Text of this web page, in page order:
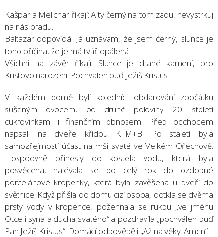
Kašpar a Melichar říkají: A ty černý na tom zadu, nevystrkuj
na nás bradu.
Baltazar odpovídá: Já uznávám, že jsem černý, slunce je
toho příčina, že je má tvář opálená.
Všichni na závěr říkají: Slunce je drahé kamení, pro
Kristovo narození. Pochválen buď Ježíš Kristus.
V každém domě byli koledníci obdarováni zpočátku
sušeným ovocem, od druhé poloviny 20. století
cukrovinkami i finančním obnosem. Před odchodem
napsali na dveře křídou K+M+B. Po staletí byla
samozřejmostí účast na mši svaté ve Velkém Ořechově.
Hospodyně přinesly do kostela vodu, která byla
posvěcena, nalévala se po celý rok do ozdobné
porcelánové kropenky, která byla zavěšena u dveří do
světnice. Když přišla do domu cizí osoba, dotkla se dvěma
prsty vody v kropence, požehnala se rukou „ve jménu
Otce i syna a ducha svatého“ a pozdravila „pochválen buď
Pan Ježíš Kristus“. Domácí odpověděli „Až na věky. Amen“.